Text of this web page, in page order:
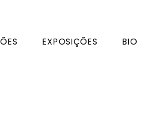
EXPOSIÇÕES BIO